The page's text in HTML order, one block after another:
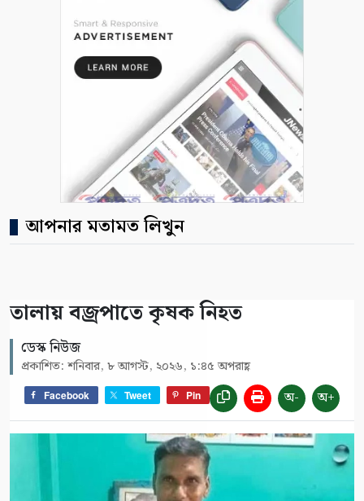
আপনার মতামত লিখুন
তালায় বজ্রপাতে কৃষক নিহত
ডেস্ক নিউজ
প্রকাশিত: শনিবার, ৮ আগস্ট, ২০২৬, ১:৪৫ অপরাহ্ণ
Facebook Tweet Pin অ- অ+